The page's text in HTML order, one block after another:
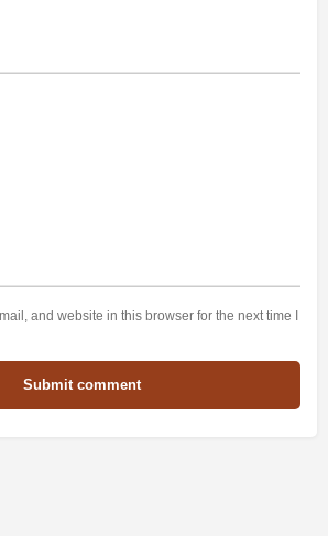
and website in this browser for the next time I
Submit comment